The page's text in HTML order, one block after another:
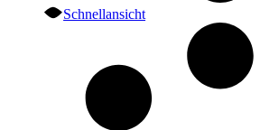
Schnellansicht